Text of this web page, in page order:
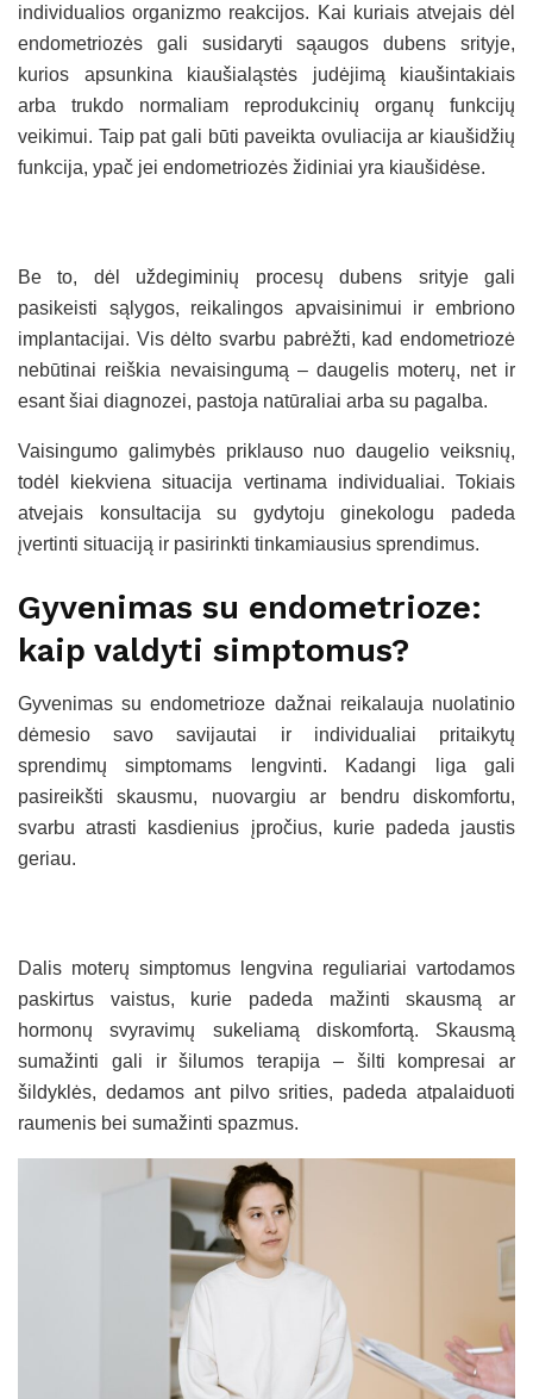
individualios organizmo reakcijos. Kai kuriais atvejais dėl
endometriozės gali susidaryti sąaugos dubens srityje,
kurios apsunkina kiaušialąstės judėjimą kiaušintakiais
arba trukdo normaliam reprodukcinių organų funkcijų
veikimui. Taip pat gali būti paveikta ovuliacija ar kiaušidžių
funkcija, ypač jei endometriozės židiniai yra kiaušidėse.
Be to, dėl uždegiminių procesų dubens srityje gali
pasikeisti sąlygos, reikalingos apvaisinimui ir embriono
implantacijai. Vis dėlto svarbu pabrėžti, kad endometriozė
nebūtinai reiškia nevaisingumą – daugelis moterų, net ir
esant šiai diagnozei, pastoja natūraliai arba su pagalba.
Vaisingumo galimybės priklauso nuo daugelio veiksnių,
todėl kiekviena situacija vertinama individualiai. Tokiais
atvejais konsultacija su gydytoju ginekologu padeda
įvertinti situaciją ir pasirinkti tinkamiausius sprendimus.
Gyvenimas su endometrioze:
kaip valdyti simptomus?
Gyvenimas su endometrioze dažnai reikalauja nuolatinio
dėmesio savo savijautai ir individualiai pritaikytų
sprendimų simptomams lengvinti. Kadangi liga gali
pasireikšti skausmu, nuovargiu ar bendru diskomfortu,
svarbu atrasti kasdienius įpročius, kurie padeda jaustis
geriau.
Dalis moterų simptomus lengvina reguliariai vartodamos
paskirtus vaistus, kurie padeda mažinti skausmą ar
hormonų svyravimų sukeliamą diskomfortą. Skausmą
sumažinti gali ir šilumos terapija – šilti kompresai ar
šildyklės, dedamos ant pilvo srities, padeda atpalaiduoti
raumenis bei sumažinti spazmus.